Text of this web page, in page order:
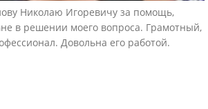
Николаю Игоревичу за помощь,
в решении моего вопроса. Грамотный,
Довольна его работой.